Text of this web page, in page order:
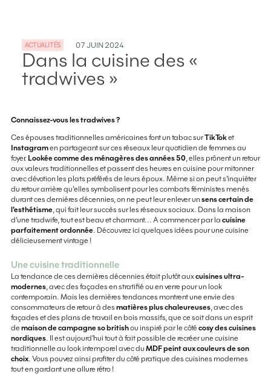
ACTUALITÉS 07 JUIN 2024
Dans la cuisine des «
tradwives »
Connaissez-vous les tradwives ?
Ces épouses traditionnelles américaines font un tabac surTikToket
Instagramen partageant sur ces réseaux leur quotidien de femmes au
foyer. Lookée comme des ménagères des années 50, elles prônent un retour
aux valeurs traditionnelles et passent des heures en cuisine pour mitonner
avec dévotion les plats préférés de leurs époux. Même si on peut s’inquiéter
du retour arrière qu’elles symbolisent pour les combats féministes menés
durant ces dernières décennies, on ne peut leur enlever unsens certain de
l’esthétisme, qui fait leur succès sur les réseaux sociaux. Dans la maison
d’une tradwife, tout est beau et charmant... A commencer par la cuisine
parfaitement ordonnée. Découvrez ici quelques idées pour une cuisine
délicieusement vintage !
Une cuisine traditionnelle
La tendance de ces dernières décennies était plutôt auxcuisines ultra-
modernes, avec des façades en stratifié ou en verre pour un look
contemporain. Mais les dernières tendances montrent une envie des
consommateurs de retour à des matières plus chaleureuses, avec des
façades et des plans de travail en bois massifs, que ce soit dans un esprit
de maison de campagne so britishou inspiré par le côté cosy des cuisines
nordiques. Il est aujourd’hui tout à fait possible de recréer une cuisine
traditionnelle au look intemporel avec du MDF peint aux couleurs de son
choix. Vous pouvez ainsi profiter du côté pratique des cuisines modernes
tout en gardant une allure rétro !